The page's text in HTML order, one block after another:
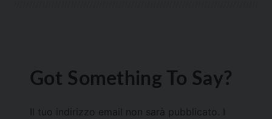
Got Something To Say?
Il tuo indirizzo email non sarà pubblicato.